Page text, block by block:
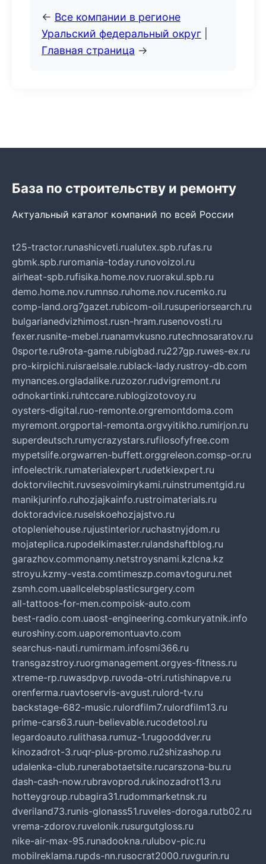
← Все компании в регионе
Уральский федеральный округ
Главная страница →
База по строительству и ремонту
Актуальный каталог компаний по всей России
t25-tractor.runashicveti.rualutex.spb.rufas.ru
gbmk.spb.ruromania-today.runovoizol.ru
airheat-spb.rufisika.home.nov.ruorakul.spb.ru
demo.home.nov.rumnso.ruhome.nov.rucemko.ru
comp-land.org7gazet.rubicom-oil.rusuperiorsearch.ru
bulgarianedvizhimost.rusn-hram.rusenovosti.ru
fexer.rusnite-mebel.ruanamvkusno.rutechnosaratov.ru
0sporte.ru9rota-game.rubigbad.ru227gp.ruwes-ex.ru
pro-kirpichi.ruisraelsale.rublack-lady.rustroy-db.com
mynances.orgladalike.ruzozor.rudvigremont.ru
odnokartinki.ruhtccare.rublogizotovoy.ru
oysters-digital.ruo-remonte.orgremontdoma.com
myremont.orgportal-remonta.orgvyitikho.rumirjon.ru
superdeutsch.rumycrazystars.rufilosofyfree.com
mypetslife.orgwarren-buffett.orggreleon.comsp-or.ru
infoelectrik.rumaterialexpert.rudetkiexpert.ru
doktorvilechit.ruvsesvoimirykami.ruinstrumentgid.ru
manikjurinfo.ruhozjajkainfo.rustroimaterials.ru
doktoradvice.ruselskoehozjajstvo.ru
otopleniehouse.rujustinterior.ruchastnyjdom.ru
mojateplica.rupodelkimaster.rulandshaftblog.ru
garazhov.commonamy.netstroysnami.kzlcna.kz
stroyu.kzmy-vesta.comtimeszp.comavtoguru.net
zsmh.com.uaallcelebsplasticsurgery.com
all-tattoos-for-men.compoisk-auto.com
best-radio.com.uaost-engineering.comkuryatnik.info
euroshiny.com.uaporemontuavto.com
searchus-nauti.rumirmam.infosmi366.ru
transgazstroy.ruorgmanagement.orgyes-fitness.ru
xtreme-rp.ruwasdpvp.ruvoda-otri.rutishinapve.ru
orenferma.ruavtoservis-avgust.rulord-tv.ru
backstage-682-music.rulordfilm7.rulordfilm13.ru
prime-cars63.ruun-believable.rucodetool.ru
legardoauto.rulithasa.rumuz-1.rugooddver.ru
kinozadrot-3.ruqr-plus-promo.ru2shizashop.ru
udalenka-club.runerabotaetsite.rucarszona-bu.ru
dash-cash-now.rubravoprod.rukinozadrot13.ru
hotteygroup.rubagira31.rudommarketnsk.ru
dveriland73.runis-glonass51.ruveles-doroga.rutb02.ru
vrema-zdorov.ruvelonik.rusurgutgloss.ru
nike-air-max-95.runadookna.rulubov-pic.ru
mobilreklama.rupds-nn.rusocrat2000.ruvgurin.ru